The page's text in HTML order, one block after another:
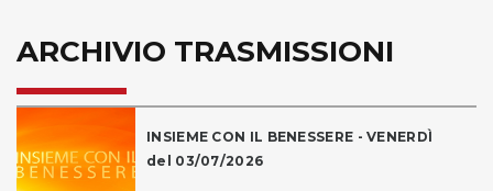
ARCHIVIO TRASMISSIONI
INSIEME CON IL BENESSERE - VENERDÌ
del 03/07/2026